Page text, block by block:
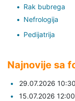
Rak bubrega
Nefrologija
Pedijatrija
Najnovije sa
29.07.2026 10:30
15.07.2026 12:00